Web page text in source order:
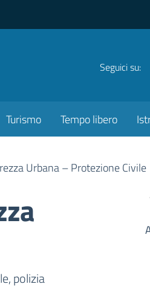
Seguici su:
Turismo Tempo libero
Urbana – Protezione Civile
polizia